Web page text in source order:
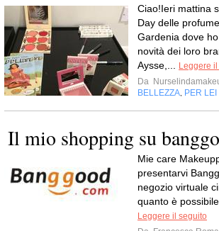
Ciao!Ieri mattina
Day delle
Gardenia dove
novità dei loro
Aysse,...
Leggere
Da
BELLEZZA PER LEI
Il mio shopping su
Mie care
presentarvi
negozio virtuale
quanto è
Leggere il seguito